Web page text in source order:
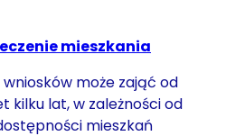
mieszkania
może zająć od
kilku lat, w zależności od
mieszkań